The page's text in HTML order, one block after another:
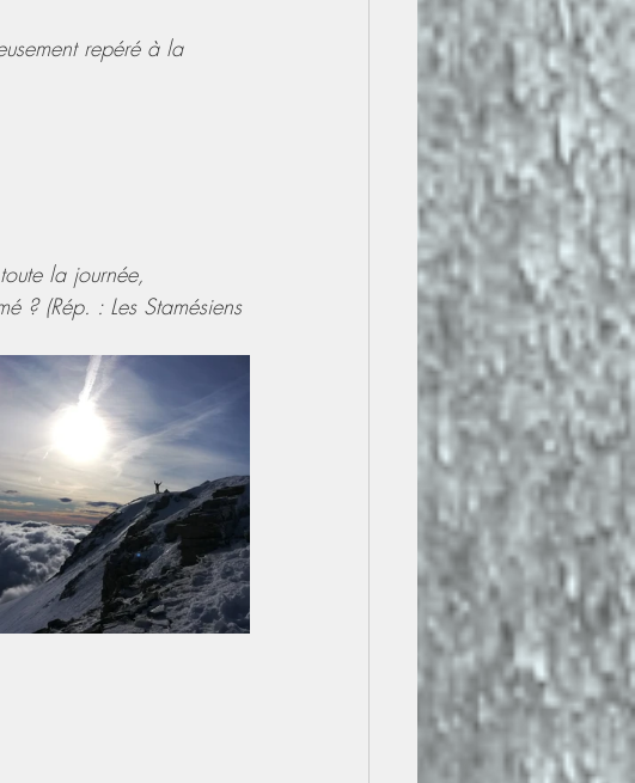
repéré à la
la journée,
? (Rép. : Les Stamésiens